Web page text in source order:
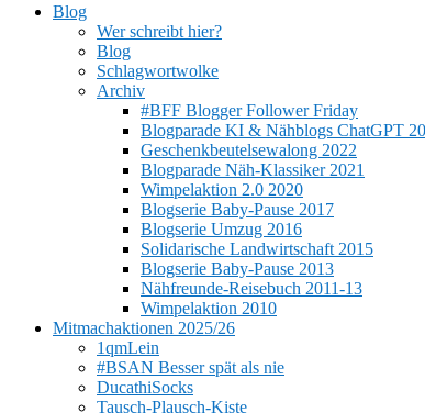
Blog
Wer schreibt hier?
Blog
Schlagwortwolke
Archiv
#BFF Blogger Follower Friday
Blogparade KI & Nähblogs ChatGPT
Geschenkbeutelsewalong 2022
Blogparade Näh-Klassiker 2021
Wimpelaktion 2.0 2020
Blogserie Baby-Pause 2017
Blogserie Umzug 2016
Solidarische Landwirtschaft 2015
Blogserie Baby-Pause 2013
Nähfreunde-Reisebuch 2011-13
Wimpelaktion 2010
Mitmachaktionen 2025/26
1qmLein
#BSAN Besser spät als nie
DucathiSocks
Tausch-Plausch-Kiste